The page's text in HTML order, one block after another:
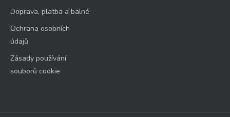
Doprava, platba a balné
Ochrana osobních
údajů
Zásady používání
souborů cookie